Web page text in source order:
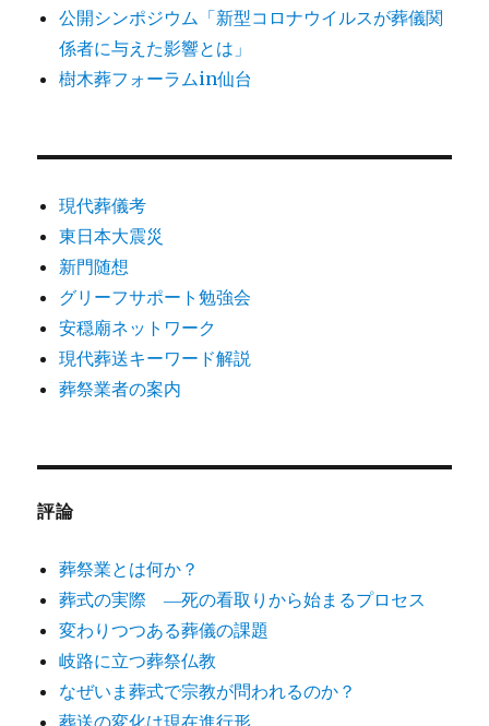
シ
ョ
公開シンポジウム「新型コロナウイルスが葬儀関
係者に与えた影響とは」
樹木葬フォーラムin仙台
現代葬儀考
東日本大震災
新門随想
グリーフサポート勉強会
安穏廟ネットワーク
現代葬送キーワード解説
葬祭業者の案内
評論
葬祭業とは何か？
葬式の実際 ―死の看取りから始まるプロセス
変わりつつある葬儀の課題
岐路に立つ葬祭仏教
なぜいま葬式で宗教が問われるのか？
葬送の変化は現在進行形